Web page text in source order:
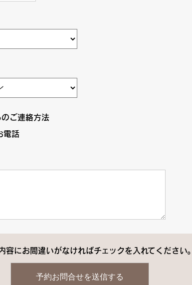
ご連絡方法
電話
容にお間違いがなければチェックを入れてください。